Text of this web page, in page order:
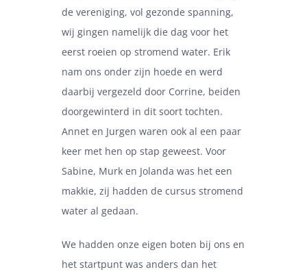
de vereniging, vol gezonde spanning,
wij gingen namelijk die dag voor het
eerst roeien op stromend water. Erik
nam ons onder zijn hoede en werd
daarbij vergezeld door Corrine, beiden
doorgewinterd in dit soort tochten.
Annet en Jurgen waren ook al een paar
keer met hen op stap geweest. Voor
Sabine, Murk en Jolanda was het een
makkie, zij hadden de cursus stromend
water al gedaan.
We hadden onze eigen boten bij ons en
het startpunt was anders dan het